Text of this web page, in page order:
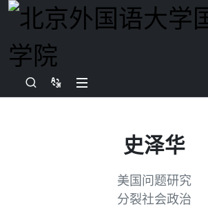
史泽华
美国问题研究
分裂社会政治